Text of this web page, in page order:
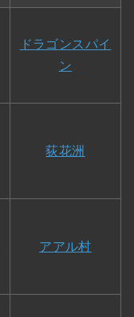
ドラゴンスパイ
ン
荻花洲
アアル村